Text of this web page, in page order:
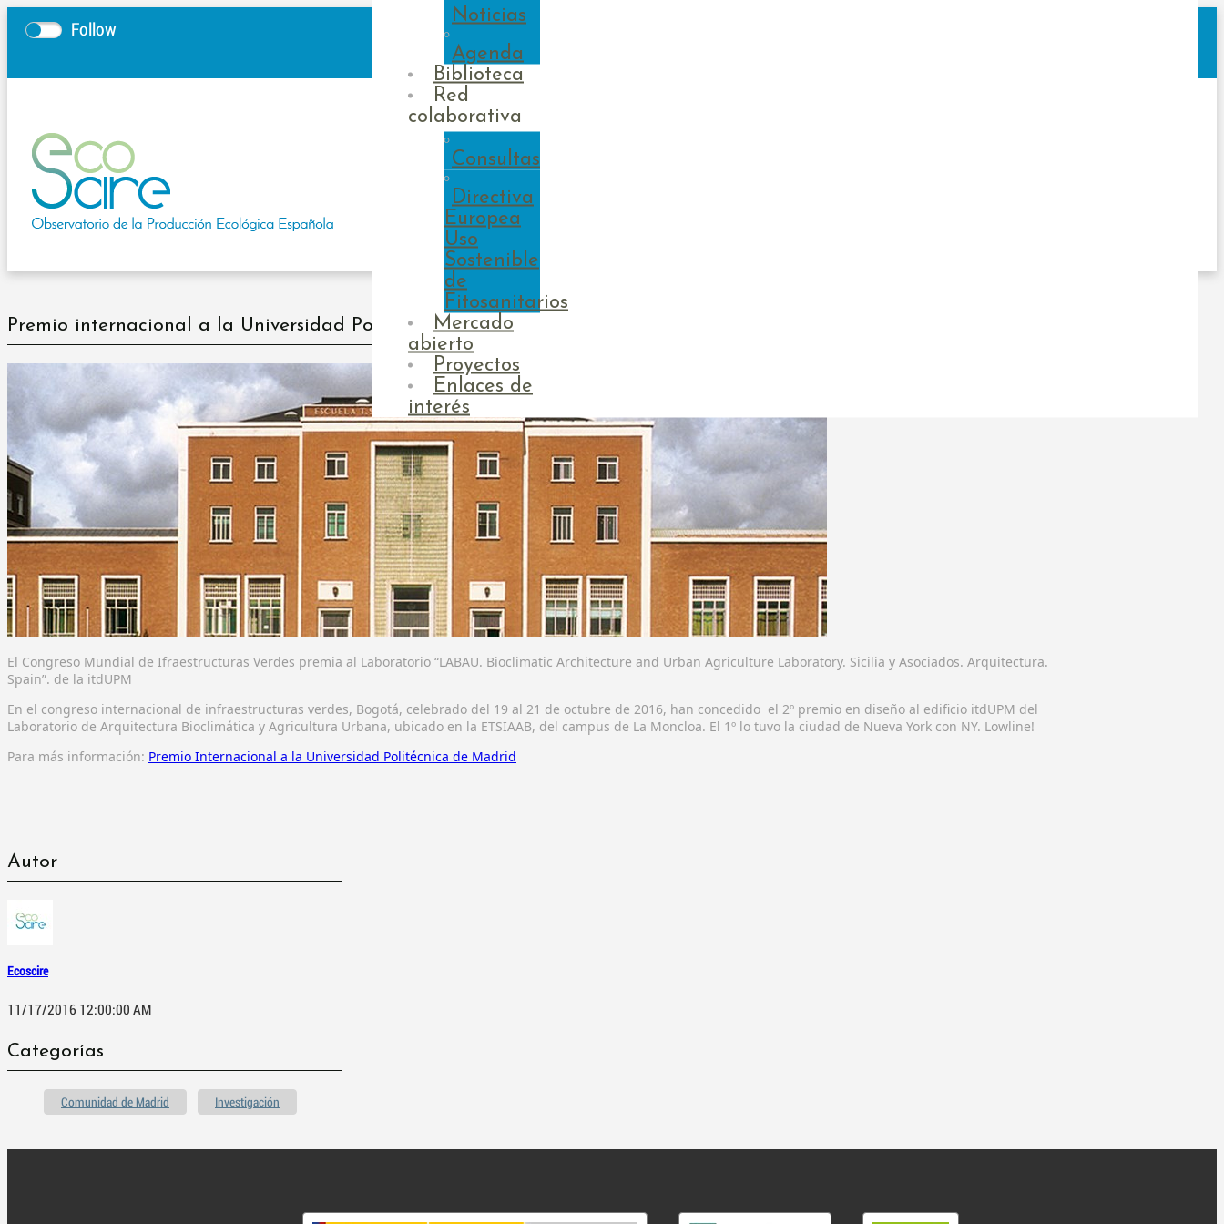
Follow
Noticias
Agenda
Biblioteca
Red
colaborativa
Consultas
Directiva
Europea
Uso
Sostenible
de
Fitosanitarios
Mercado
abierto
Proyectos
Enlaces de
interés
Premio internacional a la Universidad Politécnica de Madrid
El Congreso Mundial de Ifraestructuras Verdes premia al Laboratorio “LABAU. Bioclimatic Architecture and Urban Agriculture Laboratory. Sicilia y Asociados. Arquitectura.
Spain”. de la itdUPM
En el congreso internacional de infraestructuras verdes, Bogotá, celebrado del 19 al 21 de octubre de 2016, han concedido el 2º premio en diseño al edificio itdUPM del
Laboratorio de Arquitectura Bioclimática y Agricultura Urbana, ubicado en la ETSIAAB, del campus de La Moncloa. El 1º lo tuvo la ciudad de Nueva York con NY. Lowline!
Para más información: Premio Internacional a la Universidad Politécnica de Madrid
Autor
Ecoscire
11/17/2016 12:00:00 AM
Categorías
Comunidad de Madrid Investigación